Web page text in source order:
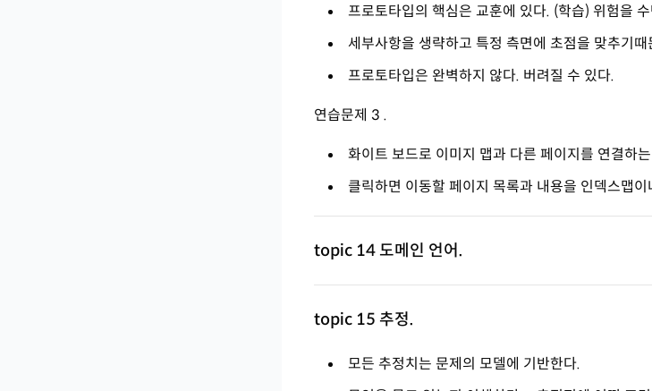
프로토타입의 핵심은 교훈에 있다. (학습) 위험을
세부사항을 생략하고 특정 측면에 초점을 맞추기
프로토타입은 완벽하지 않다. 버려질 수 있다.
연습문제 3 .
화이트 보드로 이미지 맵과 다른 페이지를 연결하
클릭하면 이동할 페이지 목록과 내용을 인덱스맵
topic 14 도메인 언어.
topic 15 추정.
모든 추정치는 문제의 모델에 기반한다.